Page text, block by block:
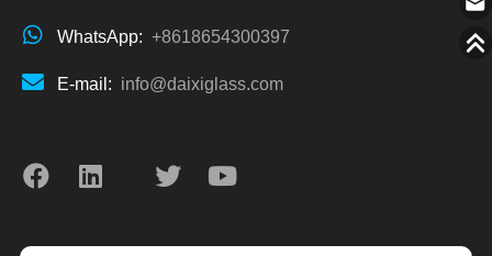
WhatsApp: +8618654300397
E-mail: info@daixiglass.com